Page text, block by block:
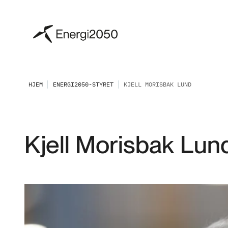
HJEM ENERGI2050-STYRET KJELL MORISBAK LUND
Kjell Morisbak